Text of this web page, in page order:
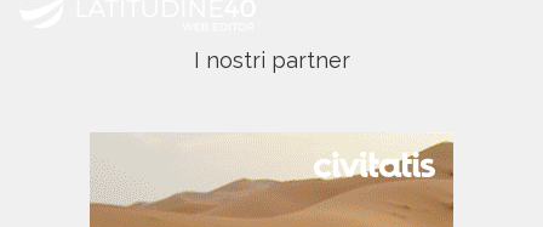
I nostri partner